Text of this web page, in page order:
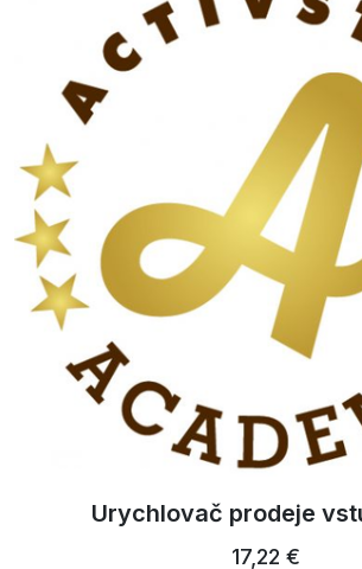
Urychlovač prodeje vstupenek